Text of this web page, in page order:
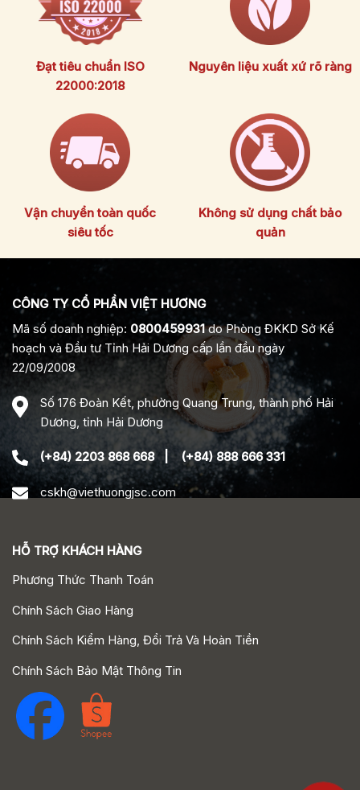
Đạt tiêu chuẩn ISO
22000:2018
Nguyên liệu xuất xứ rõ ràng
Vận chuyển toàn quốc
siêu tốc
Không sử dụng chất bảo
quản
CÔNG TY CỔ PHẦN VIỆT HƯƠNG
Mã số doanh nghiệp: 0800459931 do Phòng ĐKKD Sở Kế
hoạch và Đầu tư Tỉnh Hải Dương cấp lần đầu ngày
22/09/2008
Số 176 Đoàn Kết, phường Quang Trung, thành phố Hải
Dương, tỉnh Hải Dương
(+84) 2203 868 668 | (+84) 888 666 331
cskh@viethuongjsc.com
HỖ TRỢ KHÁCH HÀNG
Phương Thức Thanh Toán
Chính Sách Giao Hàng
Chính Sách Kiểm Hàng, Đổi Trả Và Hoàn Tiền
Chính Sách Bảo Mật Thông Tin